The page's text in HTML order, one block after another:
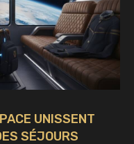
UNISSENT
SÉJOURS